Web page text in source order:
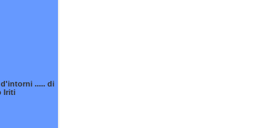
d'intorni ..... di
Iriti